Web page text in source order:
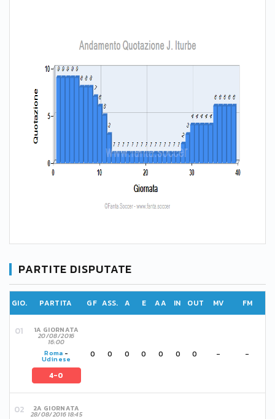
PARTITE DISPUTATE
GIO. PARTITA GF ASS. A E AA IN OUT MV FM
1A GIORNATA
20/08/2016
16:00
Roma -
Udinese
4-0
0 0 0 0 0 0 0 - -
2A GIORNATA
28/08/2016 18:45